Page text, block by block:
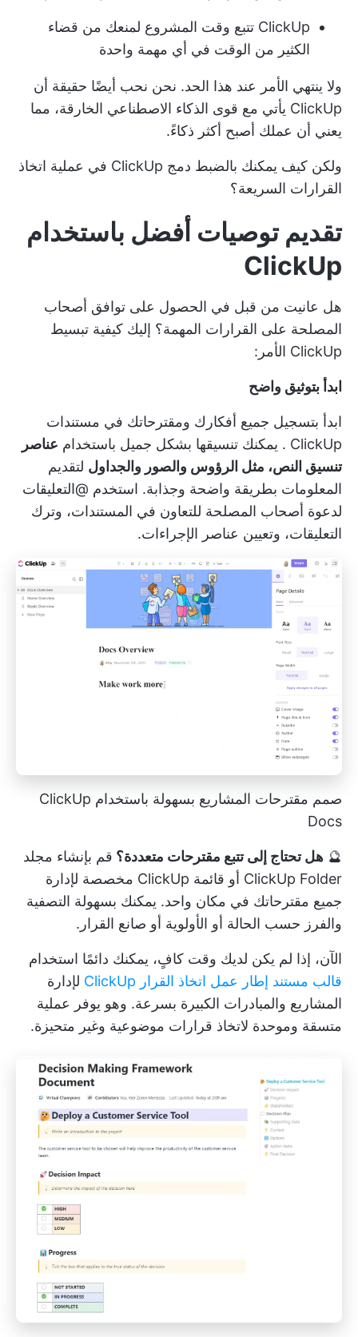
ClickUp تتبع وقت المشروع
لمنعك من قضاء
الكثير من الوقت في أي مهمة واحدة
ولا ينتهي الأمر عند هذا الحد. نحن نحب أيضًا حقيقة أن
ClickUp يأتي مع قوى الذكاء الاصطناعي الخارقة، مما
يعني أن عملك أصبح أكثر ذكاءً.
ولكن كيف يمكنك بالضبط دمج ClickUp في عملية اتخاذ
القرارات السريعة؟
تقديم توصيات أفضل باستخدام
ClickUp
هل عانيت من قبل في الحصول على توافق أصحاب
المصلحة على القرارات المهمة؟ إليك كيفية تبسيط
ClickUp الأمر:
ابدأ بتوثيق واضح
ابدأ بتسجيل جميع أفكارك ومقترحاتك في مستندات
ClickUp . يمكنك تنسيقها بشكل جميل باستخدام عناصر
تنسيق النص، مثل الرؤوس والصور والجداول لتقديم
المعلومات بطريقة واضحة وجذابة. استخدم @التعليقات
لدعوة أصحاب المصلحة للتعاون في المستندات، وترك
التعليقات، وتعيين عناصر الإجراءات.
صمم مقترحات المشاريع بسهولة باستخدام ClickUp
Docs
🔮 هل تحتاج إلى تتبع مقترحات متعددة؟ قم بإنشاء مجلد
ClickUp Folder أو قائمة ClickUp مخصصة لإدارة
جميع مقترحاتك في مكان واحد. يمكنك بسهولة التصفية
والفرز حسب الحالة أو الأولوية أو صانع القرار.
الآن، إذا لم يكن لديك وقت كافٍ، يمكنك دائمًا استخدام
قالب مستند إطار عمل اتخاذ القرار ClickUp
لإدارة
المشاريع والمبادرات الكبيرة بسرعة. وهو يوفر عملية
متسقة وموحدة لاتخاذ قرارات موضوعية وغير متحيزة.